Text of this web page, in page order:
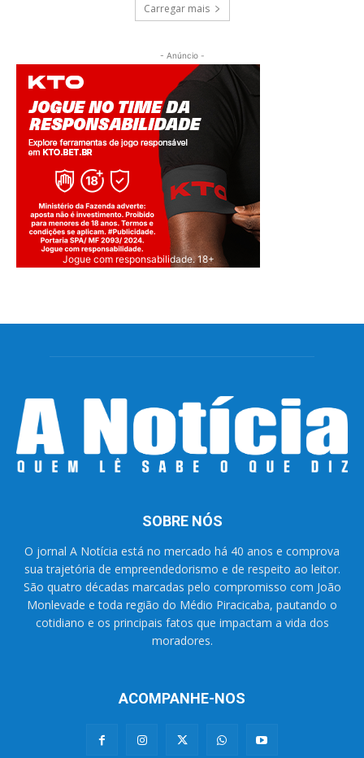
Carregar mais
- Anúncio -
Jogue com responsabilidade. 18+
SOBRE NÓS
O jornal A Notícia está no mercado há 40 anos e comprova
sua trajetória de empreendedorismo e de respeito ao leitor.
São quatro décadas marcadas pelo compromisso com João
Monlevade e toda região do Médio Piracicaba, pautando o
cotidiano e os principais fatos que impactam a vida dos
moradores.
ACOMPANHE-NOS